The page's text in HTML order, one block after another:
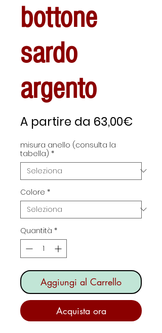
bottone
sardo
argento
A partire da 63,00€
misura anello (consulta la
tabella) *
Colore *
Quantità *
Aggiungi al Carrello
Acquista ora